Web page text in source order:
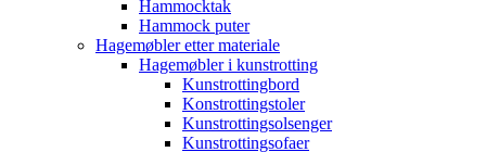
Hammocktak
Hammock puter
Hagemøbler etter materiale
Hagemøbler i kunstrotting
Kunstrottingbord
Konstrottingstoler
Kunstrottingsolsenger
Kunstrottingsofaer